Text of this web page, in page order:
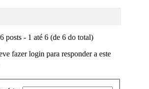
posts - 1 até 6 (de 6 do total)
fazer login para responder a este